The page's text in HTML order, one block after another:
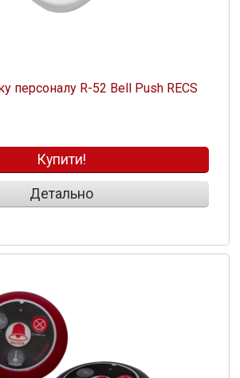
персоналу R-52 Bell Push RECS
Купити!
Детально